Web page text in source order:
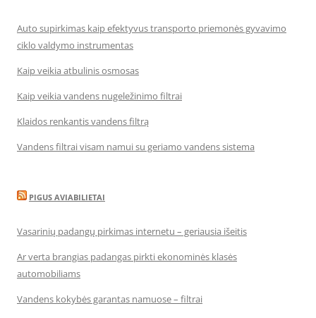
Auto supirkimas kaip efektyvus transporto priemonės gyvavimo
ciklo valdymo instrumentas
Kaip veikia atbulinis osmosas
Kaip veikia vandens nugeležinimo filtrai
Klaidos renkantis vandens filtrą
Vandens filtrai visam namui su geriamo vandens sistema
PIGUS AVIABILIETAI
Vasarinių padangų pirkimas internetu – geriausia išeitis
Ar verta brangias padangas pirkti ekonominės klasės
automobiliams
Vandens kokybės garantas namuose – filtrai